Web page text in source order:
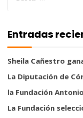
Entradas
Sheila Cañestro
La Diputación de
la Fundación
La Fundación